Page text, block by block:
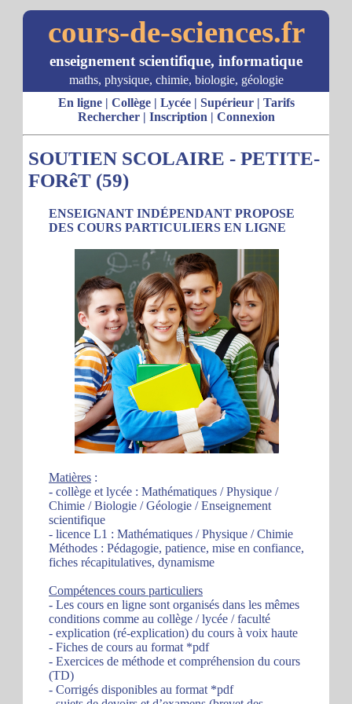
cours-de-sciences.fr
enseignement scientifique, informatique
maths, physique, chimie, biologie, géologie
En ligne| Collège| Lycée| Supérieur| Tarifs
Rechercher| Inscription | Connexion
SOUTIEN SCOLAIRE - PETITE-
FORêT (59)
ENSEIGNANT INDÉPENDANT PROPOSE
DES COURS PARTICULIERS EN LIGNE
Matières :
- collège et lycée : Mathématiques / Physique /
Chimie / Biologie / Géologie / Enseignement
scientifique
- licence L1 : Mathématiques / Physique / Chimie
Méthodes : Pédagogie, patience, mise en confiance,
fiches récapitulatives, dynamisme
Compétences cours particuliers
- Les cours en ligne sont organisés dans les mêmes
conditions comme au collège / lycée / faculté
- explication (ré-explication) du cours à voix haute
- Fiches de cours au format *pdf
- Exercices de méthode et compréhension du cours
(TD)
- Corrigés disponibles au format *pdf